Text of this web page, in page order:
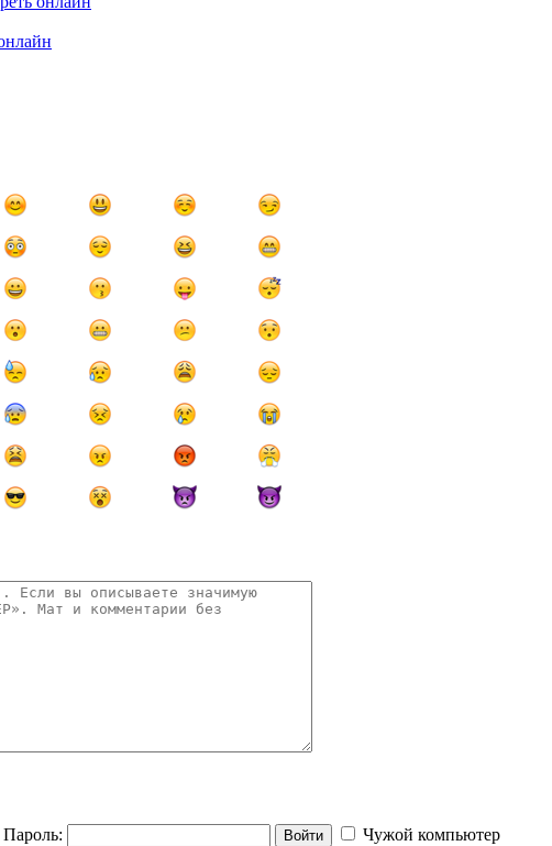
Пароль: Войти
Чужой компьютер